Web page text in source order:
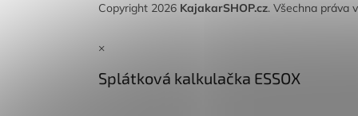
Copyright 2026 KajakarSHOP.cz. Všechna práva
×
Splátková kalkulačka ESSOX